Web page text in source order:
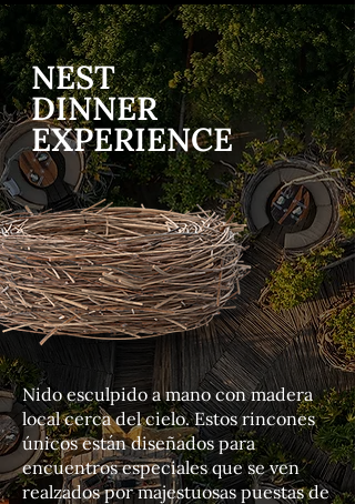
NEST
DINNER
EXPERIENCE
Nido esculpido a mano con madera
local cerca del cielo. Estos rincones
únicos están diseñados para
encuentros especiales que se ven
realzados por majestuosas puestas de